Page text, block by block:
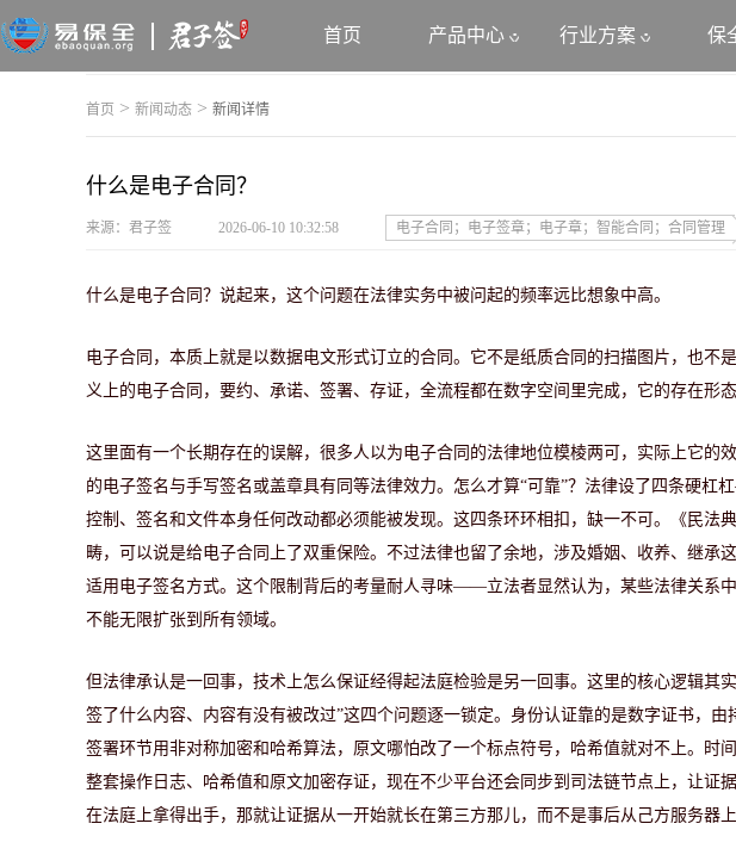
首页 产品中心 行业方案 保
首页 > 新闻动态 > 新闻详情
什么是电子合同？
来源：君子签 2026-06-10 10:32:58 电子合同；电子签章；电子章；智能合同；合同管理
什么是电子合同？说起来，这个问题在法律实务中被问起的频率远比想象中高。
电子合同，本质上就是以数据电文形式订立的合同。它不是纸质合同的扫描图片，也不
义上的电子合同，要约、承诺、签署、存证，全流程都在数字空间里完成，它的存在形
这里面有一个长期存在的误解，很多人以为电子合同的法律地位模棱两可，实际上它的
的电子签名与手写签名或盖章具有同等法律效力。怎么才算“可靠”？法律设了四条硬
控制、签名和文件本身任何改动都必须能被发现。这四条环环相扣，缺一不可。《民法
畴，可以说是给电子合同上了双重保险。不过法律也留了余地，涉及婚姻、收养、继承
适用电子签名方式。这个限制背后的考量耐人寻味——立法者显然认为，某些法律关系
不能无限扩张到所有领域。
但法律承认是一回事，技术上怎么保证经得起法庭检验是另一回事。这里的核心逻辑其
签了什么内容、内容有没有被改过”这四个问题逐一锁定。身份认证靠的是数字证书，由
签署环节用非对称加密和哈希算法，原文哪怕改了一个标点符号，哈希值就对不上。时
整套操作日志、哈希值和原文加密存证，现在不少平台还会同步到司法链节点上，让证
在法庭上拿得出手，那就让证据从一开始就长在第三方那儿，而不是事后从己方服务器上